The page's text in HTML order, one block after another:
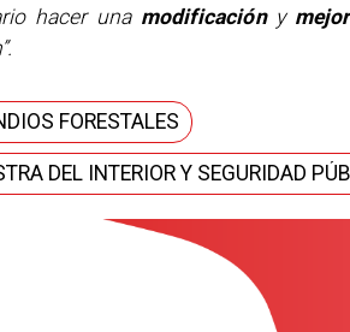
hacer una modificación y
FORESTALES
DEL INTERIOR Y SEGURIDAD